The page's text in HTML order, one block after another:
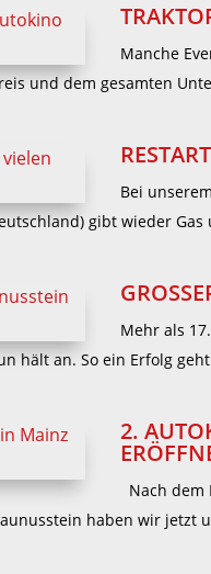
Manche
und dem gesamten
Bei
gibt wieder
Mehr als
hält an. So ein Erfolg
2.
Nach dem
haben wir jetzt